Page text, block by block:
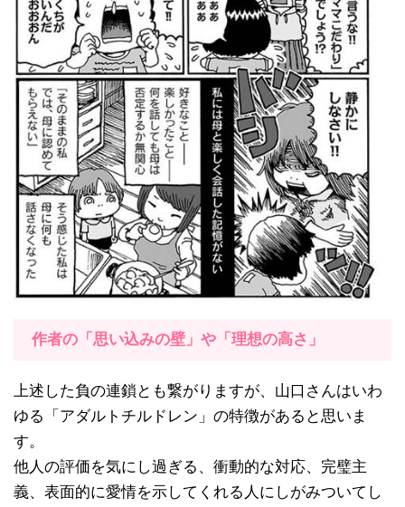
作者の「思い込みの壁」や「理想の高さ」
上述した負の連鎖とも繋がりますが、山口さんはいわ
ゆる「アダルトチルドレン」の特徴があると思いま
す。
他人の評価を気にし過ぎる、衝動的な対応、完璧主
義、表面的に愛情を示してくれる人にしがみついてし